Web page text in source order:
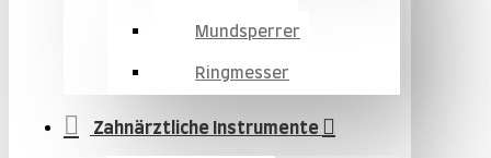
Mundsperrer
Ringmesser
Zahnärztliche Instrumente